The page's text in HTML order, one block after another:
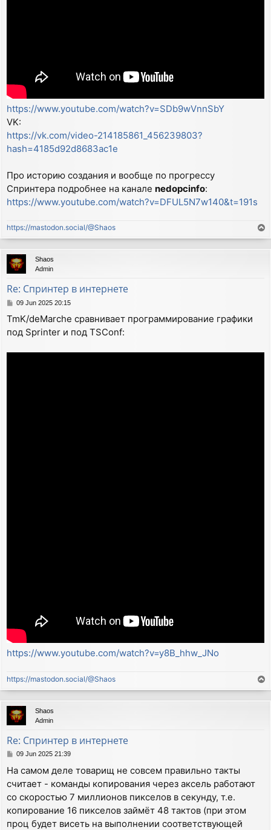
https://www.youtube.com/watch?v=SDb9wVnnSbY
VK:
https://vk.com/video-214185861_456239803?
hash=4185d92d8683ac1e
Про историю создания и вообще по прогрессу
Спринтера подробнее на канале nedopcinfo:
https://www.youtube.com/watch?v=DFUL5N7w140&t=191s
https://mastodon.social/@Shaos
o
p
Shaos
Admin
Re: Спринтер в интернете
P
s
t
09 Jun 2025 20:15
TmK/deMarche сравнивает программирование графики
под Sprinter и под TSConf:
https://www.youtube.com/watch?v=y8B_hhw_JNo
https://mastodon.social/@Shaos
o
p
Shaos
Admin
Re: Спринтер в интернете
P
s
t
09 Jun 2025 21:39
На самом деле товарищ не совсем правильно такты
считает - команды копирования через аксель работают
со скоростью 7 миллионов пикселов в секунду, т.е.
копирование 16 пикселов займёт 48 тактов (при этом
проц будет висеть на выполнении соответствующей